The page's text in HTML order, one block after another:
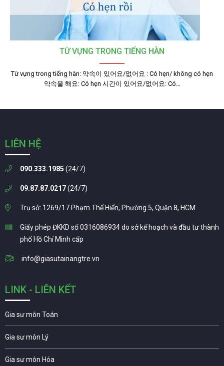
TỪ VỰNG TRONG TIẾNG HÀN
Từ vựng trong tiếng hàn: 약속이 있어요/없어요 : Có hẹn/ không có hẹn
약속을 해요: Có hẹn 시간이 있어요/없어요: Có…
LIÊN HỆ
090.333.1985 (24/7)
09.87.87.0217(24/7)
Trụ sở: 1269/17 Phạm Thế Hiển, Phường 5, Quận 8, HCM
Giấy phép ĐKKD số 0316086934 do sở kế hoạch và đầu tư thành
phố Hồ Chí Minh cấp
info@giasutainangtre.vn
LINK - LIÊN KẾT
Gia sư môn Toán
Gia sư môn Lý
Gia sư môn Hóa